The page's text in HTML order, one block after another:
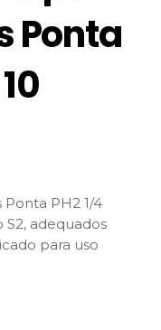
Ponta
Ponta PH2 1/4
S2, adequados
para uso